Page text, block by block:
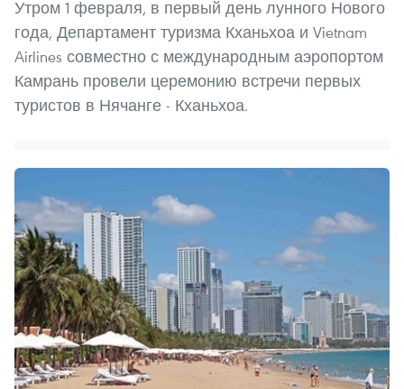
Утром 1 февраля, в первый день лунного Нового
года, Департамент туризма Кханьхоа и Vietnam
Airlines совместно с международным аэропортом
Камрань провели церемонию встречи первых
туристов в Нячанге - Кханьхоа.